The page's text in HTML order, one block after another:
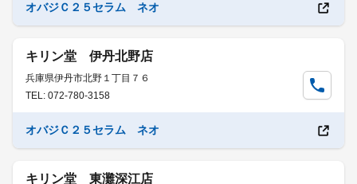
オバジＣ２５セラム ネオ
キリン堂 伊丹北野店
兵庫県伊丹市北野１丁目７６
TEL: 072-780-3158
オバジＣ２５セラム ネオ
キリン堂 東灘深江店